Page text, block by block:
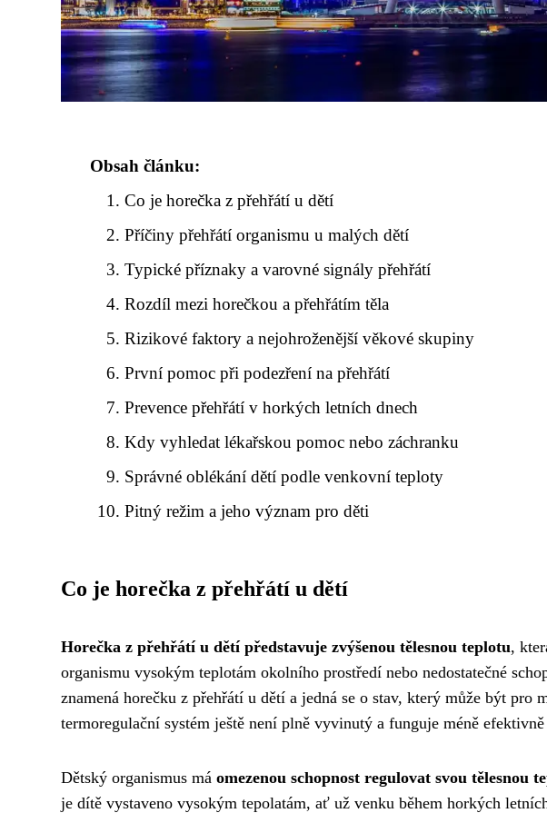
Obsah článku:
Co je horečka z přehřátí u dětí
Příčiny přehřátí organismu u malých dětí
Typické příznaky a varovné signály přehřátí
Rozdíl mezi horečkou a přehřátím těla
Rizikové faktory a nejohroženější věkové skupiny
První pomoc při podezření na přehřátí
Prevence přehřátí v horkých letních dnech
Kdy vyhledat lékařskou pomoc nebo záchranku
Správné oblékání dětí podle venkovní teploty
Pitný režim a jeho význam pro děti
Co je horečka z přehřátí u dětí
Horečka z přehřátí u dětí představuje zvýšenou tělesnou teplotu,
organismu vysokým teplotám okolního prostředí nebo nedostatečné
znamená horečku z přehřátí u dětí a jedná se o stav, který může být pro
termoregulační systém ještě není plně vyvinutý a funguje méně
Dětský organismus má omezenou schopnost regulovat svou tělesnou
je dítě vystaveno vysokým tepolatám, ať už venku během horkých